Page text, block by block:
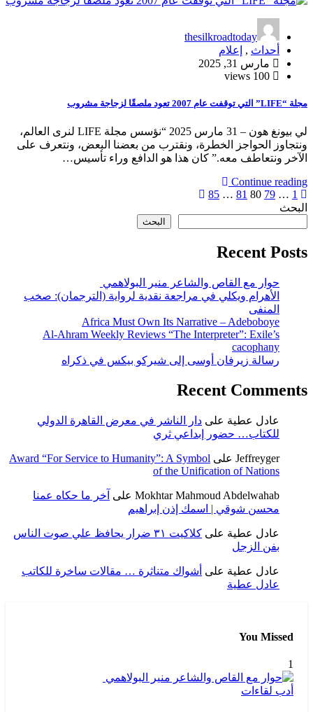
thesilkroadtoday
أحداث ,
إعلام
مارس 31, 2025
مجلة “LIFE” التي توقفت عام 2007 تعود ملصقًا لزجاجة مشروب
لي بيونغ هون – 31 مارس 2025 “نؤسس مجلة LIFE لنرى العالم،
ونتجاوز الحواجز الخطرة، ونقترب من بعضنا البعض، ونتعرف على
الآخر ونتعاطف معه.” كان هذا هو الدافع وراء تأسيس…
Continue reading
تعدد
صفحات
1
…
79
80
81
…
85
البحث
البحث
Recent Posts
حوار مع القاص والشاعر منير البولاهمي
الأهرام ويكلي في مراجعة نقدية لرواية (الترجمان): صخب
المنفى
Africa Must Own Its Narrative – Adeboboye
Al-Ahram Weekly Reviews “The Interpreter”: Exile’s
cacophany
رسالة زيرفان أوسى إلى شيركو بيكس في ذكراه
Recent Comments
عادل عطية على دار الناشر في معرض القاهرة الدولي
للكتاب… حضور إبداعي ثري
Jeffreyger على Award “For Service to Humanity”: A Symbol
of the Unification of Nations
Mokhtar Mahmoud Abdelwahab على آخر ما حكاه عمنا
محسن شوقي | اسمك إذن إبراهيم
عادل عطية على
كلاكيت ٣١ ضرار يحافظ علي صوت الناس
بفن الزجل
عادل عطية على أشواك متناثرة … مقالات ساخرة للكاتب
عادل عطية
You Missed
1
أدب لقاءات